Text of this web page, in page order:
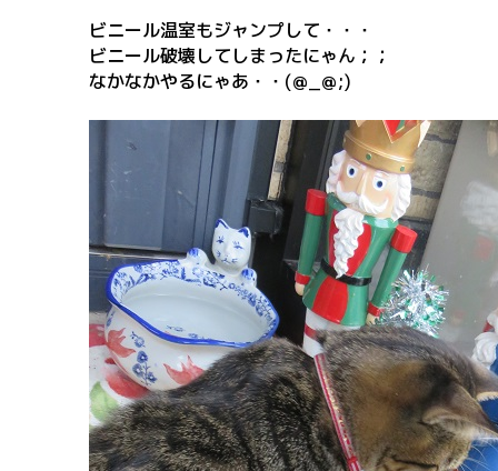
ビニール温室もジャンプして・・・
ビニール破壊してしまったにゃん；；
なかなかやるにゃあ・・(＠_＠;)